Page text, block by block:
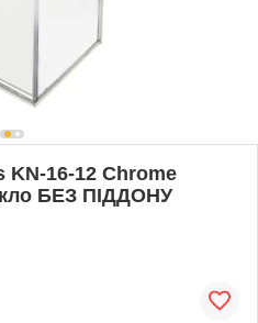
KN-16-12 Chrome
БЕЗ ПІДДОНУ